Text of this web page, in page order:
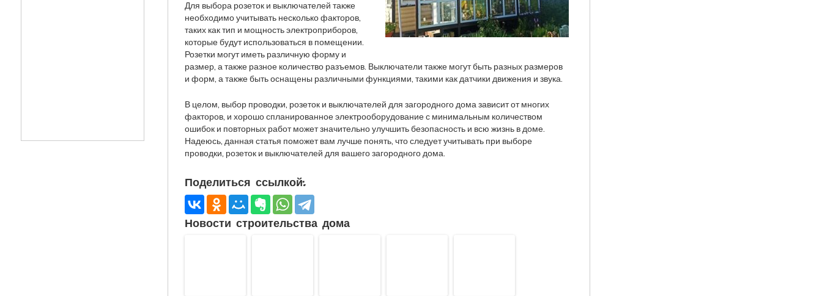
Для выбора розеток и выключателей также
необходимо учитывать несколько факторов,
таких как тип и мощность электроприборов,
которые будут использоваться в помещении.
Розетки могут иметь различную форму и
размер, а также разное количество разъемов. Выключатели также могут быть разных размеров
и форм, а также быть оснащены различными функциями, такими как датчики движения и звука.
В целом, выбор проводки, розеток и выключателей для загородного дома зависит от многих
факторов, и хорошо спланированное электрооборудование с минимальным количеством
ошибок и повторных работ может значительно улучшить безопасность и всю жизнь в доме.
Надеюсь, данная статья поможет вам лучше понять, что следует учитывать при выборе
проводки, розеток и выключателей для вашего загородного дома.
Поделиться ссылкой:
Новости строительства дома